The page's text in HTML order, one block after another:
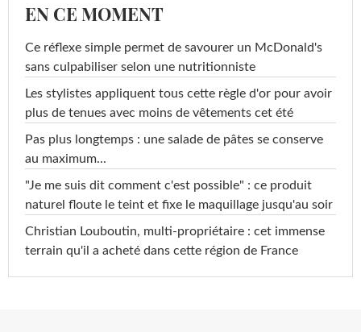
EN CE MOMENT
Ce réflexe simple permet de savourer un McDonald's
sans culpabiliser selon une nutritionniste
Les stylistes appliquent tous cette règle d'or pour avoir
plus de tenues avec moins de vêtements cet été
Pas plus longtemps : une salade de pâtes se conserve
au maximum...
"Je me suis dit comment c'est possible" : ce produit
naturel floute le teint et fixe le maquillage jusqu'au soir
Christian Louboutin, multi-propriétaire : cet immense
terrain qu'il a acheté dans cette région de France